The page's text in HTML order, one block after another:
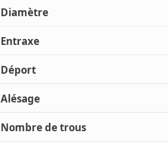
Diamètre
Entraxe
Déport
Alésage
Nombre de trous